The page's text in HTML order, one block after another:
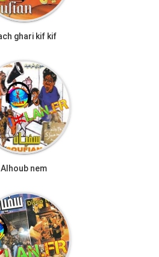
ghari kif kif
Alhoub nem